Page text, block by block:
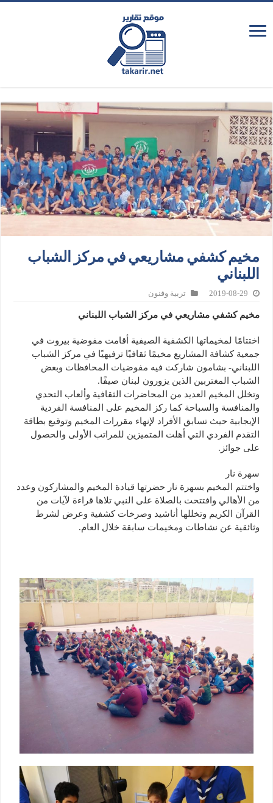
مخيم كشفي مشاريعي في مركز الشباب
اللبناني
2019-08-29 تربية وفنون
مخيم كشفي مشاريعي في مركز الشباب اللبناني
اختتامًا لمخيماتها الكشفية الصيفية أقامت مفوضية بيروت في
جمعية كشافة المشاريع مخيمًا ثقافيًا ترفيهيًا في مركز الشباب
اللبناني- بشامون شاركت فيه مفوضيات المحافظات وبعض
الشباب المغتربين الذين يزورون لبنان صيفًا.
وتخلل المخيم العديد من المحاضرات الثقافية وألعاب التحدي
والمنافسة والسباحة كما ركز المخيم على المنافسة الفردية
الإيجابية حيث تسابق الأفراد لإنهاء مقررات المخيم وتوقيع بطاقة
التقدم الفردي التي أهلت المتميزين للمراتب الأولى والحصول
على جوائز.
سهرة نار
واختتم المخيم بسهرة نار حضرتها قيادة المخيم والمشاركون وعدد
من الأهالي وافتتحت بالصلاة على النبي تلاها قراءة لآيات من
القرآن الكريم وتخللها أناشيد وصرخات كشفية وعرض لشرط
وثائقية عن نشاطات ومخيمات سابقة خلال العام.